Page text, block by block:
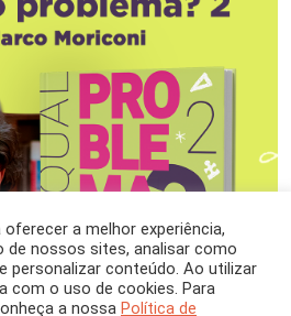
a melhor experiência,
de nossos sites, analisar como
personalizar conteúdo. Ao utilizar
com o uso de cookies. Para
a nossa Política de